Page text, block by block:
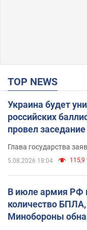
TOP NEWS
Украина будет
российских
провел
Глава государства
5.08.2026 18:04 115,9
В июле армия РФ
количество
Минобороны